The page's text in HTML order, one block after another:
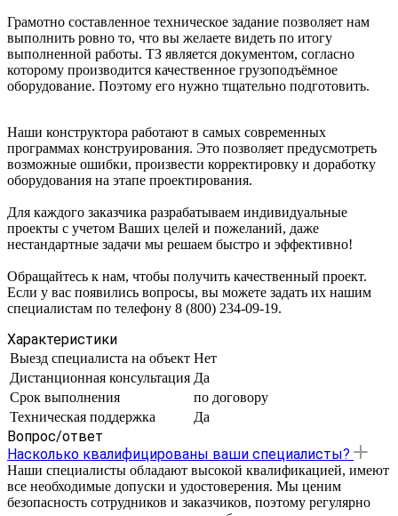
Грамотно составленное техническое задание позволяет нам
выполнить ровно то, что вы желаете видеть по итогу
выполненной работы. ТЗ является документом, согласно
которому производится качественное грузоподъёмное
оборудование. Поэтому его нужно тщательно подготовить.
Наши конструктора работают в самых современных
программах конструирования. Это позволяет предусмотреть
возможные ошибки, произвести корректировку и доработку
оборудования на этапе проектирования.
Для каждого заказчика разрабатываем индивидуальные
проекты с учетом Ваших целей и пожеланий, даже
нестандартные задачи мы решаем быстро и эффективно!
Обращайтесь к нам, чтобы получить качественный проект.
Если у вас появились вопросы, вы можете задать их нашим
специалистам по телефону 8 (800) 234-09-19.
Характеристики
Выезд специалиста на объект Нет
Дистанционная консультация Да
Срок выполнения
по договору
Техническая поддержка
Да
Вопрос/ответ
Насколько квалифицированы ваши специалисты?
Наши специалисты обладают высокой квалификацией, имеют
все необходимые допуски и удостоверения. Мы ценим
безопасность сотрудников и заказчиков, поэтому регулярно